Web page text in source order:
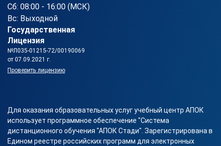
Сб: 08:00 - 16:00 (МСК)
Вс: Выходной
Государственная
Лицензия
№Л035-01215-72/00190069
от 07.09.2021 г.
Проверить лицензию
Для оказания образовательных услуг учебный центр АПОК
использует программное обеспечение "Система
дистанционного обучения "АПОК Стади". Зарегистрирована в
Едином реестре российских программ для электронных